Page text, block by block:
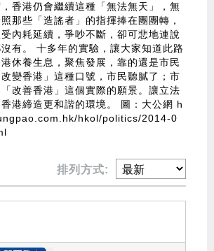
香港仍會繼續這種「無法無天」，無
那些「造謠者」的指揮捧在團團轉，
內耗延續，爭吵不斷，卻可悲地連說
沒有。 十多年的實驗，讓大家知道此路
休養生息，聚焦發展，靠的還是市民
變香港」這種口號，市民聽膩了；市
改善香港」這個實際的願景。讓立法
港締造更和諧的環境。 圖：大公網 h
hkol/politics/2014-0
排列方式: